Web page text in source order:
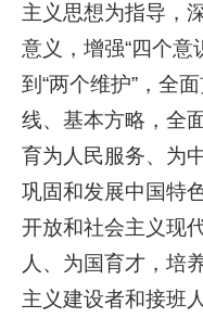
主义思想为指导，
意义，增强“四个意
到“两个维护”，全
线、基本方略，全
育为人民服务、为
巩固和发展中国特
开放和社会主义现
人、为国育才，培
主义建设者和接班人